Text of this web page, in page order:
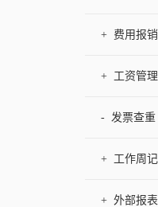
+ 费用报销
+ 工资管理
- 发票查重
+ 工作周记
+ 外部报表